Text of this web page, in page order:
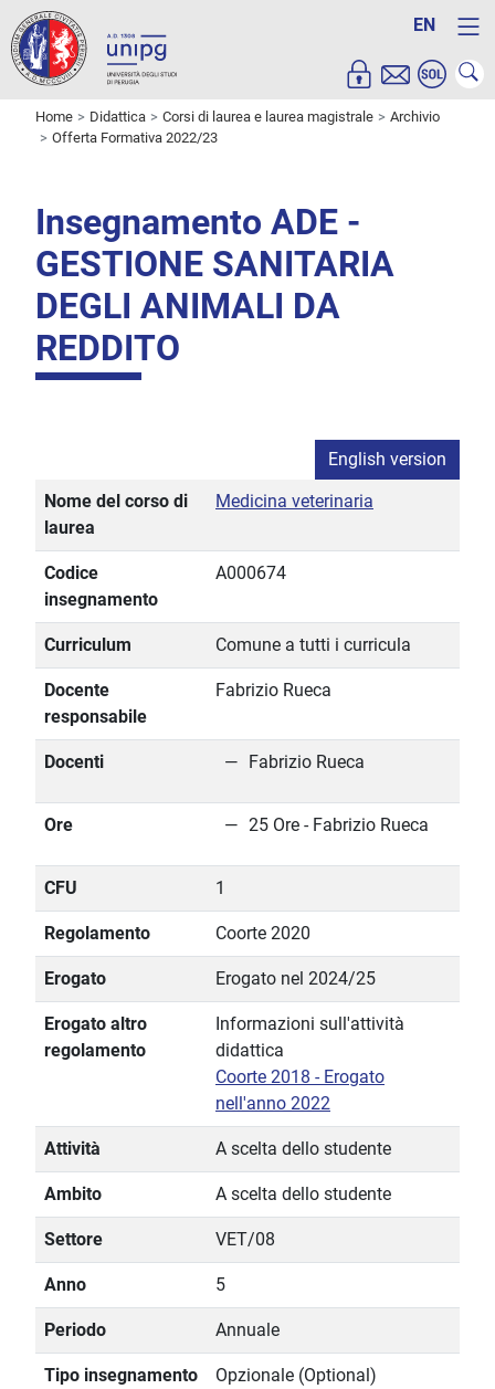
EN
Home Didattica Corsi di laurea e laurea magistrale
Archivio
Offerta Formativa 2022/23
Insegnamento ADE -
GESTIONE SANITARIA
DEGLI ANIMALI DA
REDDITO
English version
Nome del corso di
laurea
Medicina veterinaria
Codice
insegnamento
A000674
Curriculum Comune a tutti i curricula
Docente
responsabile
Fabrizio Rueca
Docenti Fabrizio Rueca
Ore 25 Ore - Fabrizio Rueca
CFU 1
Regolamento Coorte 2020
Erogato Erogato nel 2024/25
Erogato altro
regolamento
Informazioni sull'attività
didattica
Coorte 2018 - Erogato
nell'anno 2022
Attività A scelta dello studente
Ambito A scelta dello studente
Settore VET/08
Anno 5
Periodo Annuale
Tipo insegnamento Opzionale (Optional)